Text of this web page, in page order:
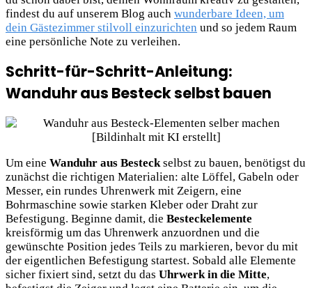
findest du auf unserem Blog auch wunderbare Ideen, um
dein Gästezimmer stilvoll einzurichten und so jedem Raum
eine persönliche Note zu verleihen.
Schritt-für-Schritt-Anleitung:
Wanduhr aus Besteck selbst bauen
Um eine Wanduhr aus Besteckselbst zu bauen, benötigst du
zunächst die richtigen Materialien: alte Löffel, Gabeln oder
Messer, ein rundes Uhrenwerk mit Zeigern, eine
Bohrmaschine sowie starken Kleber oder Draht zur
Befestigung. Beginne damit, die Besteckelemente
kreisförmig um das Uhrenwerk anzuordnen und die
gewünschte Position jedes Teils zu markieren, bevor du mit
der eigentlichen Befestigung startest. Sobald alle Elemente
sicher fixiert sind, setzt du das Uhrwerk in die Mitte,